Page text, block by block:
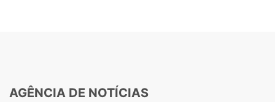
AGÊNCIA DE NOTÍCIAS